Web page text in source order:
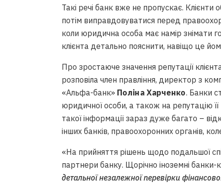
Такі речі банк вже не пропускає.
потім виправдовуватися перед
коли юридична особа має намір знімати
клієнта детально пояснити, навіщо це
Про зростаюче значення репутації
розповіла член правління, директор з
«Альфа-банк» Поліна Харченко. Банки
юридичної особи, а також на репутацію
такої інформації зараз дуже багато –
інших банків, правоохоронних органів,
«На прийняття рішень щодо подальшої
партнери банку. Щорічно іноземні
детальної незалежної перевірки